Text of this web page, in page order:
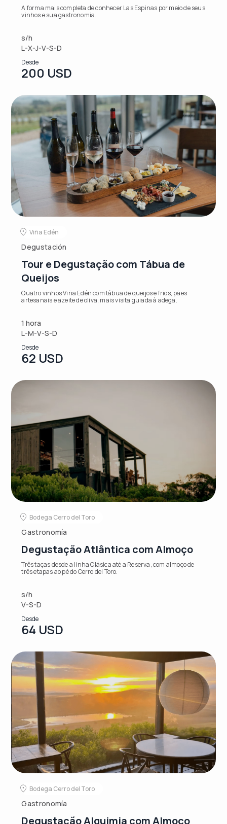
A forma mais completa de conhecer Las Espinas por meio de seus
vinhos e sua gastronomia.
s/h
L-X-J-V-S-D
Desde
200 USD
Viña Edén
Degustación
Tour e Degustação com Tábua de
Queijos
Quatro vinhos Viña Edén com tábua de queijos e frios, pães
artesanais e azeite de oliva, mais visita guiada à adega.
1 hora
L-M-V-S-D
Desde
62 USD
Bodega Cerro del Toro
Gastronomía
Degustação Atlântica com Almoço
Três taças desde a linha Clásica até a Reserva, com almoço de
três etapas ao pé do Cerro del Toro.
s/h
V-S-D
Desde
64 USD
Bodega Cerro del Toro
Gastronomía
Degustação Alquimia com Almoço